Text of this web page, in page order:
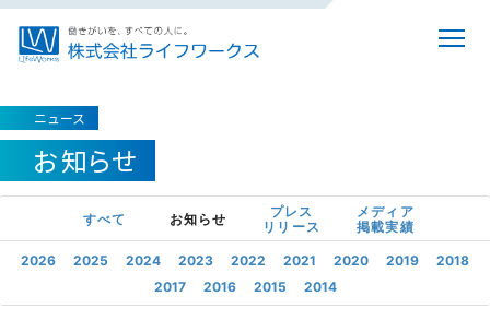
ニュース
お知らせ
すべて お知らせ プレス
リリース
メディア
掲載実績
2026
2025 2024 2023 2022 2021 2020 2019
2018
2017
2016 2015 2014